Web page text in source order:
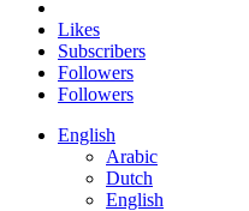
Likes
Subscribers
Followers
Followers
English
Arabic
Dutch
English